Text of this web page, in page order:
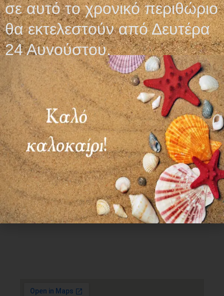
Ωράριο λειτουργίας
ΕΙΔΙΚΟ ΘΕΡΙΝΟ ΩΡΑΡΙΟ
ΔΕΥ-ΠΑΡ: 09:00-14:30
ΣΑΒ – ΚΥΡ: ΚΛΕΙΣΤΑ
Χρήσιμα Links
Όροι Χρήσης
Πολιτική απορρήτου
Τρόποι πληρωμής
Τρόποι αποστολής
σε αυτό το χρονικό περιθώριο
θα εκτελεστούν από Δευτέρα
24 Αυγούστου.